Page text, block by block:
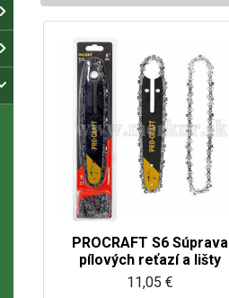
PROCRAFT S6 Súprava
pílových reťazí a lišty
11,05 €